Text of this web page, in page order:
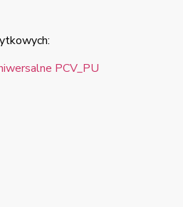
PCV_PU